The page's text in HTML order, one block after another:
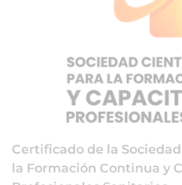
Certificado de la
la Formación Continua y